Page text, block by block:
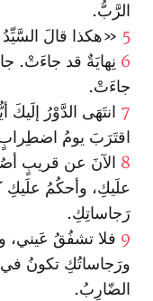
الرَّبُّ.
5 «هكذا قالَ
6 نِهايَةٌ قد جاءَتْ.
جاءَتْ.
7 انتَهَى الدَّوْرُ
اقتَرَبَ يومُ
8 الآنَ عن قريبٍ
علَيكِ، وأحكُمُ
رَجاساتِكِ.
9 فلا تشفُقُ عَيني،
ورَجاساتُكِ تكونُ
الضّارِبُ.